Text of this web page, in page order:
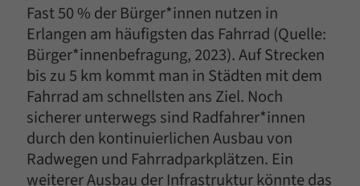
Fast 50 % der Bürger*innen nutzen in
Erlangen am häufigsten das Fahrrad (Quelle:
Bürger*innenbefragung, 2023). Auf Strecken
bis zu 5 km kommt man in Städten mit dem
Fahrrad am schnellsten ans Ziel. Noch
sicherer unterwegs sind Radfahrer*innen
durch den kontinuierlichen Ausbau von
Radwegen und Fahrradparkplätzen. Ein
weiterer Ausbau der Infrastruktur könnte das